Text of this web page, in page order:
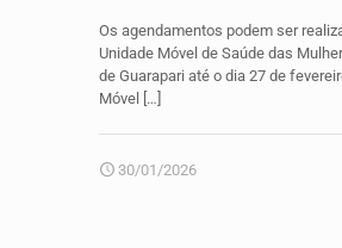
Os agendamentos podem ser
Unidade Móvel de Saúde das
de Guarapari até o dia 27 de
Móvel […]
30/01/2026